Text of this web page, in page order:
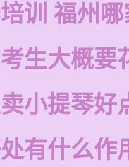
训 福州
生大概要
小提琴好
有什么作